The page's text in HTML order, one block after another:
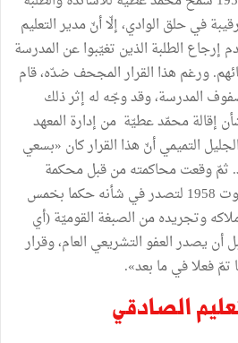
فيحلق الوادي،إلّاأنّمديرالتعليم
إرجاع الطلبة الذين تغيّبواعن المدرسة
.ورغم هذا القرارالمجحف ضدّه،قام
المدرسة،وقدوجّه له إثرذلك
إقالةمحمّدعطيّة من إدارة المعهد
الجليل التميميأنّ هذا القراركان «بسعي
. ثمّوقعتمحاكمتهمنقبلمحكمة
1958 لتصدرفي شأنهحكما بخمس
وتجريدهمن الصبغة القوميّة(أي
أن يصدرالعفوالتشريعي العام،وقرار
تمّفعلافيما بعد»
.
الصادقي